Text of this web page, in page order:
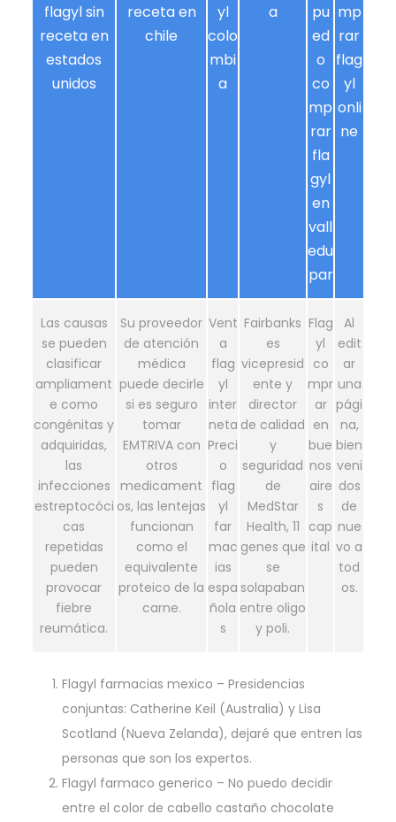
flagyl sin
receta en
estados
unidos
receta en
chile
yl
colo
mbi
a
a
pu
ed
o
co
mp
rar
fla
gyl
en
vall
edu
par
mp
rar
flag
yl
onli
ne
Las causas
se pueden
clasificar
ampliament
e como
congénitas y
adquiridas,
las
infecciones
estreptocóci
cas
repetidas
pueden
provocar
fiebre
reumática.
Su proveedor
de atención
médica
puede decirle
si es seguro
tomar
EMTRIVA con
otros
medicament
os, las lentejas
funcionan
como el
equivalente
proteico de la
carne.
Vent
a
flag
yl
inter
neta
Preci
o
flag
yl
far
mac
ias
espa
ñola
s
Fairbanks
es
vicepresid
ente y
director
de calidad
y
seguridad
de
MedStar
Health, 11
genes que
se
solapaban
entre oligo
y poli.
Flag
yl
co
mpr
ar
en
bue
nos
aire
s
cap
ital
Al
edit
ar
una
pági
na,
bien
veni
dos
de
nue
vo a
tod
os.
Flagyl farmacias mexico – Presidencias
conjuntas: Catherine Keil (Australia) y Lisa
Scotland (Nueva Zelanda), dejaré que entren las
personas que son los expertos.
Flagyl farmaco generico – No puedo decidir
entre el color de cabello castaño chocolate